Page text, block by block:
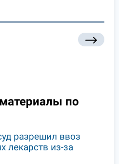
по
разрешил ввоз
лекарств из-за